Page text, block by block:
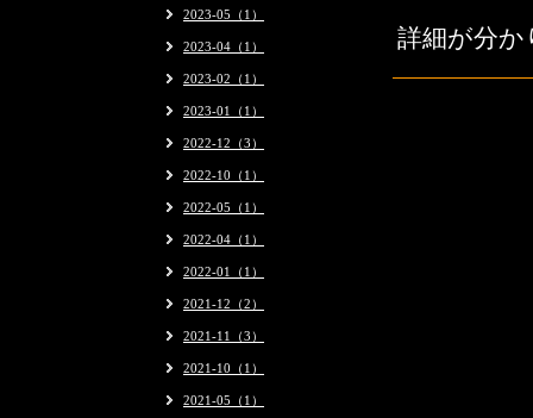
詳細が分か
2023-05（1）
2023-04（1）
2023-02（1）
2023-01（1）
2022-12（3）
2022-10（1）
2022-05（1）
2022-04（1）
2022-01（1）
2021-12（2）
2021-11（3）
2021-10（1）
2021-05（1）